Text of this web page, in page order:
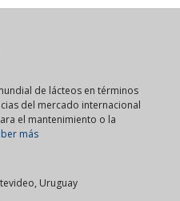
de lácteos en términos
del mercado internacional
el mantenimiento o la
más
Uruguay